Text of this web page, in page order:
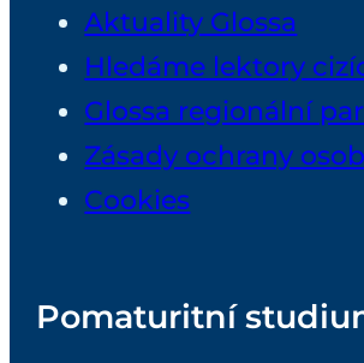
Aktuality Glossa
Hledáme lektory
Glossa regionální
Zásady ochrany
Cookies
Pomaturitní